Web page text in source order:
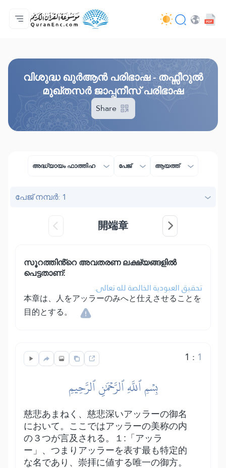
മെയിൻ പേജ്
വിവർത്തനങ്ങളുടെ സൂചിക
Audio
ഡെവലപ്പർമാരുടെ സേവനങ്ങൾ - API
പദ്ധതിയെ പറ്റി
ഞങ്ങളുമായി ബന്ധപ്പെടുക
ഭാഷ
വിശുദ്ധ ഖുർആൻ പരിഭാഷ - തഫ്സീറുൽ
മുഖ്തസർ ജാപ്പനീസ് പരിഭാഷ
Share
അദ്ധ്യായം ഫാത്തിഹ പേജ് ആയത്ത്
പേജ് നമ്പർ: 1
開端章
സൂറത്തിൻ്റെ അവതരണ ലക്ഷ്യങ്ങളിൽ
പെട്ടതാണ്:
تحقيق العبودية الخالصة لله تعالى.
本章は、人をアッラーのみへと仕えさせることを
目的とする。
1 : 1
بِسۡمِ ٱللَّهِ ٱلرَّحۡمَٰنِ ٱلرَّحِيمِ
慈悲あまねく、慈悲深いアッラーの御名
において。ここではアッラーの美称の内
の３つが言及される。１:「アッラ
ー」、つまりアッラーを表す最も特定的
な名であり、崇拝に値する唯一の御方。